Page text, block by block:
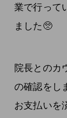
業で行って
ました🥺
院長とのカ
の確認をし
お支払いを